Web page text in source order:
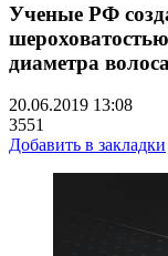
Ученые РФ
диаметра волоса
20.06.2019 13:08
3551
Добавить в закладки